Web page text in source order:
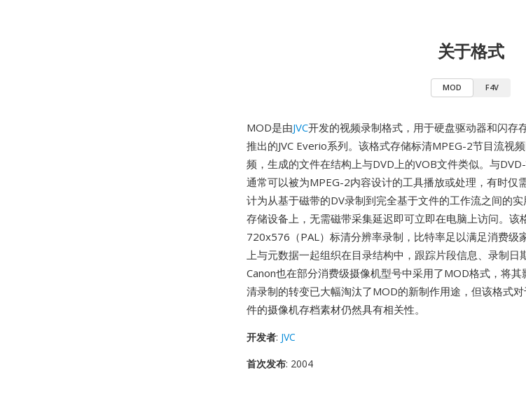
关于格式
MOD F4V
MOD是由JVC开发的视频录制格式，用于硬盘驱动器和闪存
推出的JVC Everio系列。该格式存储标清MPEG-2节目流视
频，生成的文件在结构上与DVD上的VOB文件类似。与
通常可以被为MPEG-2内容设计的工具播放或处理，有时仅
计为从基于磁带的DV录制到完全基于文件的工作流之间的
存储设备上，无需磁带采集延迟即可立即在电脑上访问。该
720x576（PAL）标清分辨率录制，比特率足以满足消费级
上与元数据一起组织在目录结构中，跟踪片段信息、录制日
Canon也在部分消费级摄像机型号中采用了MOD格式，将其
清录制的转变已大幅淘汰了MOD的新制作用途，但该格式
件的摄像机存档素材仍然具有相关性。
开发者: JVC
首次发布: 2004